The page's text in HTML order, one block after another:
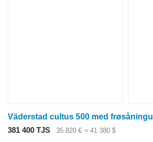
Väderstad cultus 500 med
381 400 TJS
35 820 € ≈ 41 380 $